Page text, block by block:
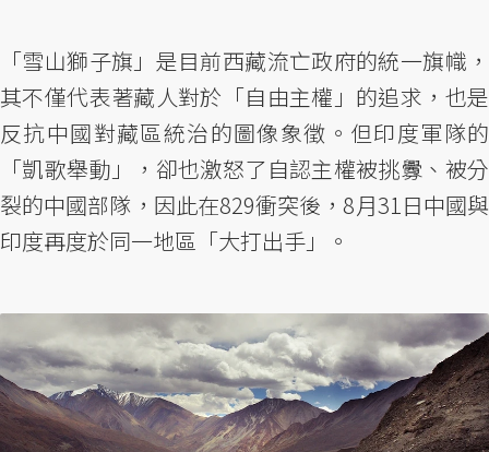
「雪山獅子旗」是目前西藏流亡政府的統一旗幟，
其不僅代表著藏人對於「自由主權」的追求，也是
反抗中國對藏區統治的圖像象徵。但印度軍隊的
「凱歌舉動」，卻也激怒了自認主權被挑釁、被分
裂的中國部隊，因此在829衝突後，8月31日中國與
印度再度於同一地區「大打出手」。